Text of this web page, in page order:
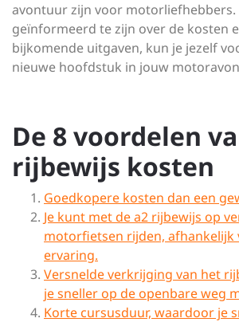
avontuur zijn voor motorliefhebbers.
geïnformeerd te zijn over de kosten
bijkomende uitgaven, kun je jezelf
nieuwe hoofdstuk in jouw
De 8 voordelen
rijbewijs kosten
Goedkopere kosten dan een
Je kunt met de a2 rijbewijs op
motorfietsen rijden, afhankelijk
ervaring.
Versnelde verkrijging van het
je sneller op de openbare weg
Korte cursusduur, waardoor je